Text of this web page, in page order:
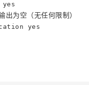
出为空（无任何限制）
yes